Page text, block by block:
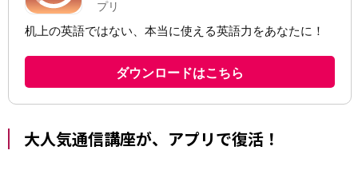
大人気通信講座が、アプリで復活！